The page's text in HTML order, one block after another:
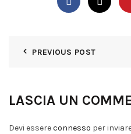
PREVIOUS POST
LASCIA UN
Devi essereconnesso per